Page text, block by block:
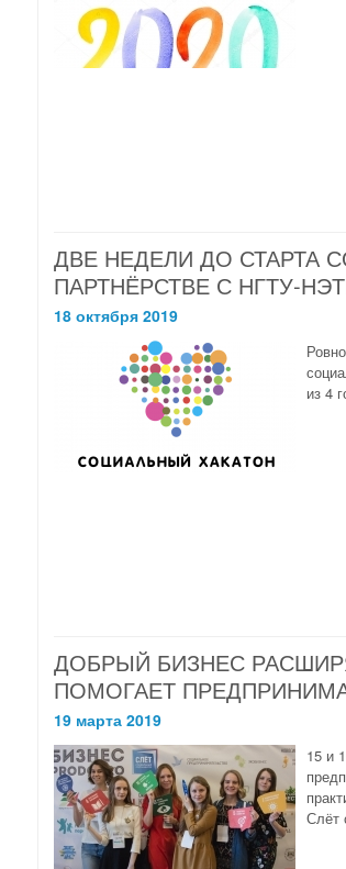
ДВЕ НЕДЕЛИ ДО СТАРТА
ПАРТНЁРСТВЕ С НГТУ-
18 октября 2019
из 4
ДОБРЫЙ БИЗНЕС
ПОМОГАЕТ
19 марта 2019
15 и
Слёт